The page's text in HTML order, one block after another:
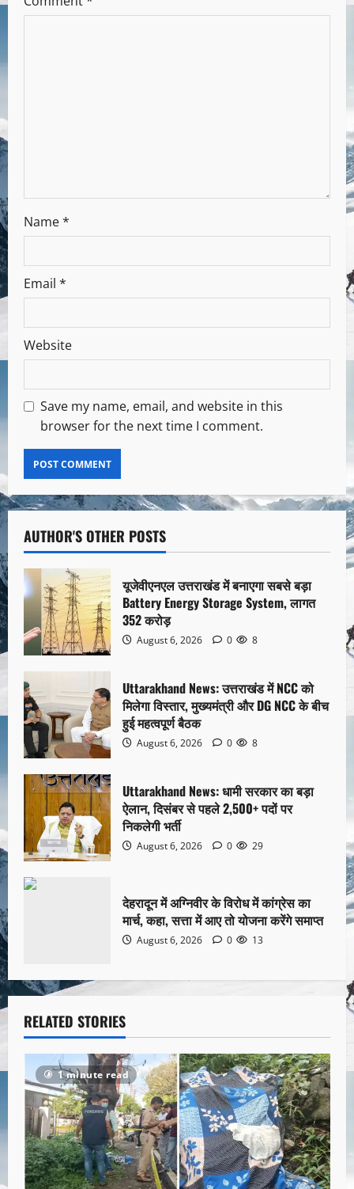
Name*
Email *
Website
Save my name, email, and website in this
browser for the next time I comment.
AUTHOR'S OTHER POSTS
यूजेवीएनएल उत्तराखंड में बनाएगा सबसे बड़ा
Battery Energy Storage System, लागत
352 करोड़
August 6, 2026 0 8
Uttarakhand News: उत्तराखंड में NCC को
मिलेगा विस्तार, मुख्यमंत्री और DG NCC के बीच
हुई महत्वपूर्ण बैठक
August 6, 2026 0 8
Uttarakhand News: धामी सरकार का बड़ा
ऐलान, दिसंबर से पहले 2,500+ पदों पर
निकलेगी भर्ती
August 6, 2026 0 29
देहरादून में अग्निवीर के विरोध में कांग्रेस का
मार्च, कहा, सत्ता में आए तो योजना करेंगे समाप्त
August 6, 2026 0 13
RELATED STORIES
1 minute read